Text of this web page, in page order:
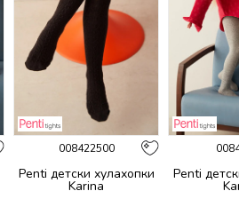
008422500
Penti детски хулахопки
Karina
Penti